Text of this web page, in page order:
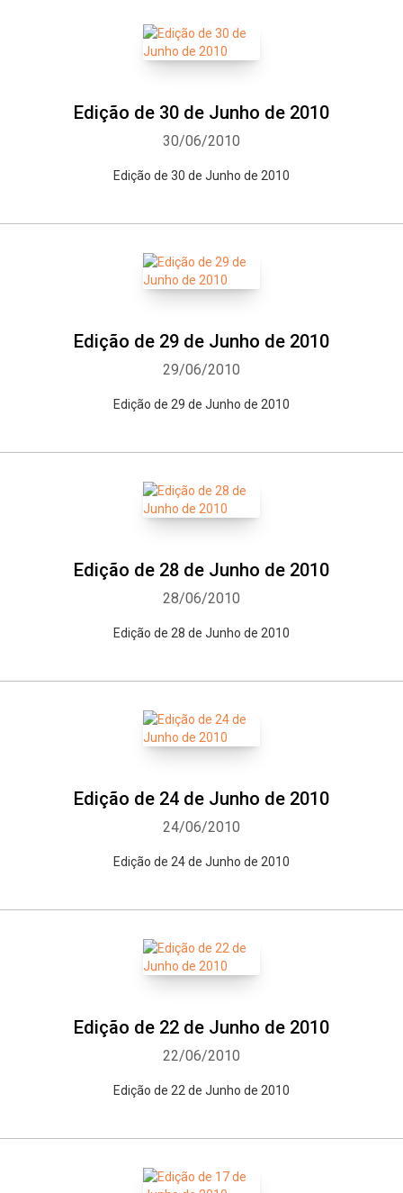
Edição de 30 de Junho de 2010
30/06/2010
Edição de 30 de Junho de 2010
Edição de 29 de Junho de 2010
29/06/2010
Edição de 29 de Junho de 2010
Edição de 28 de Junho de 2010
28/06/2010
Edição de 28 de Junho de 2010
Edição de 24 de Junho de 2010
24/06/2010
Edição de 24 de Junho de 2010
Edição de 22 de Junho de 2010
22/06/2010
Edição de 22 de Junho de 2010
Facebook Twitter